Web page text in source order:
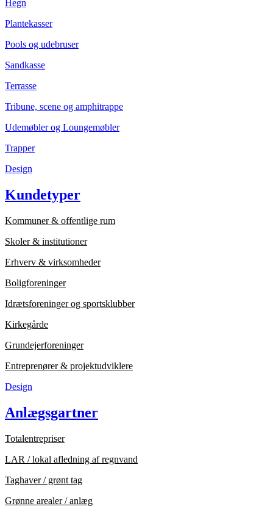
Hegn
Plantekasser
Pools og udebruser
Sandkasse
Terrasse
Tribune, scene og amphitrappe
Udemøbler og Loungemøbler
Trapper
Design
Kundetyper
Kommuner & offentlige rum
Skoler & institutioner
Erhverv & virksomheder
Boligforeninger
Idrætsforeninger og sportsklubber
Kirkegårde
Grundejerforeninger
Entreprenører & projektudviklere
Design
Anlægsgartner
Totalentrepriser
LAR / lokal afledning af regnvand
Taghaver / grønt tag
Grønne arealer / anlæg